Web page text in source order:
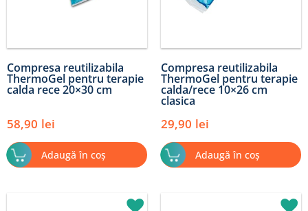
Compresa reutilizabila
ThermoGel pentru terapie
calda rece 20×30 cm
58,90 lei
Adaugă în coș
Compresa reutilizabila
ThermoGel pentru terapie
calda/rece 10×26 cm
clasica
29,90 lei
Adaugă în coș